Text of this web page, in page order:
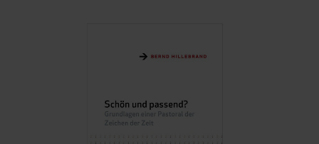
BILDERGALERIE